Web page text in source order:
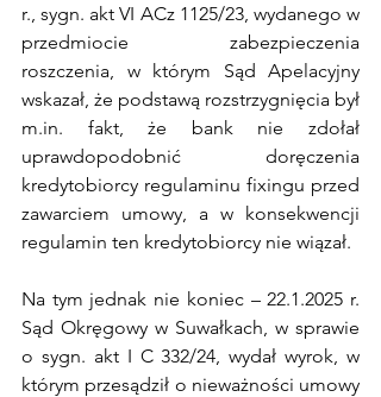
r., sygn. akt VI ACz 1125/23, wydanego w
przedmiocie zabezpieczenia
roszczenia, w którym Sąd Apelacyjny
wskazał, że podstawą rozstrzygnięcia był
m.in. fakt, że bank nie zdołał
uprawdopodobnić doręczenia
kredytobiorcy regulaminu fixingu przed
zawarciem umowy, a w konsekwencji
regulamin ten kredytobiorcy nie wiązał.
Na tym jednak nie koniec – 22.1.2025 r.
Sąd Okręgowy w Suwałkach, w sprawie
o sygn. akt I C 332/24, wydał wyrok, w
którym przesądził o nieważności umowy